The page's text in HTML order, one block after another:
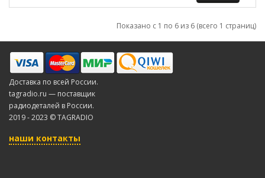
Показано с 1 по 6 из 6 (всего 1 страниц)
Доставка по всей России.
tagradio.ru — поставщик
радиодеталей в России.
2019 - 2023 © TAGRADIO
наши контакты